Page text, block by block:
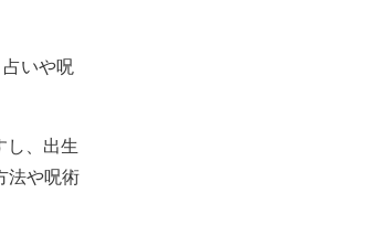
いや呪
し、出生
法や呪術